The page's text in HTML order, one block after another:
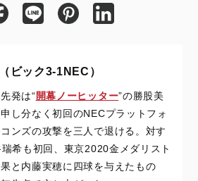
ビック3‐1NEC）
発は“開幕ノーヒッター”の勝股美
し分なく初回のNECプラットフォ
ンズの攻撃を三人で退ける。対す
希も初回、東京2020金メダリスト
と内藤実穂に四球を与えたもの